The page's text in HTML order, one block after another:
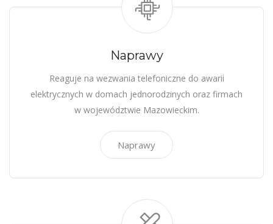
Naprawy
Reaguje na wezwania telefoniczne do awarii
elektrycznych w domach jednorodzinych oraz firmach
w województwie Mazowieckim.
Naprawy